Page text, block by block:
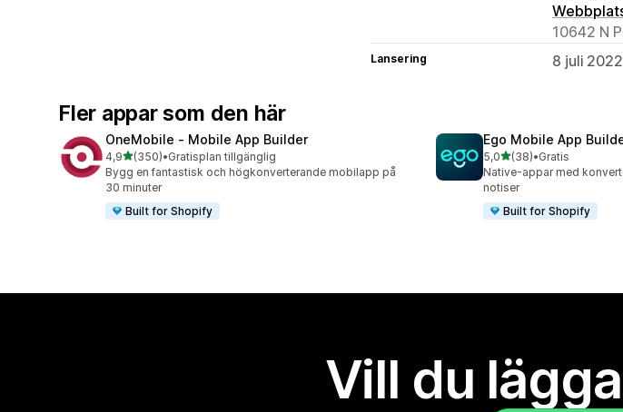
10642 N
Lansering 8 juli 2022
Fler appar som den här
OneMobile ‑ Mobile App Builder
4,9av 5 stjärnor
(350)
350 recensioner totalt
•Gratisplan tillgänglig
Bygg en fantastisk och högkonverterande mobilapp på
30 minuter
Built for Shopify
Ego Mobile App
5,0av 5 stjärnor
(38)
38 recensioner totalt
•Gratis
Native-appar med
notiser
Built for Shopify
Vill du